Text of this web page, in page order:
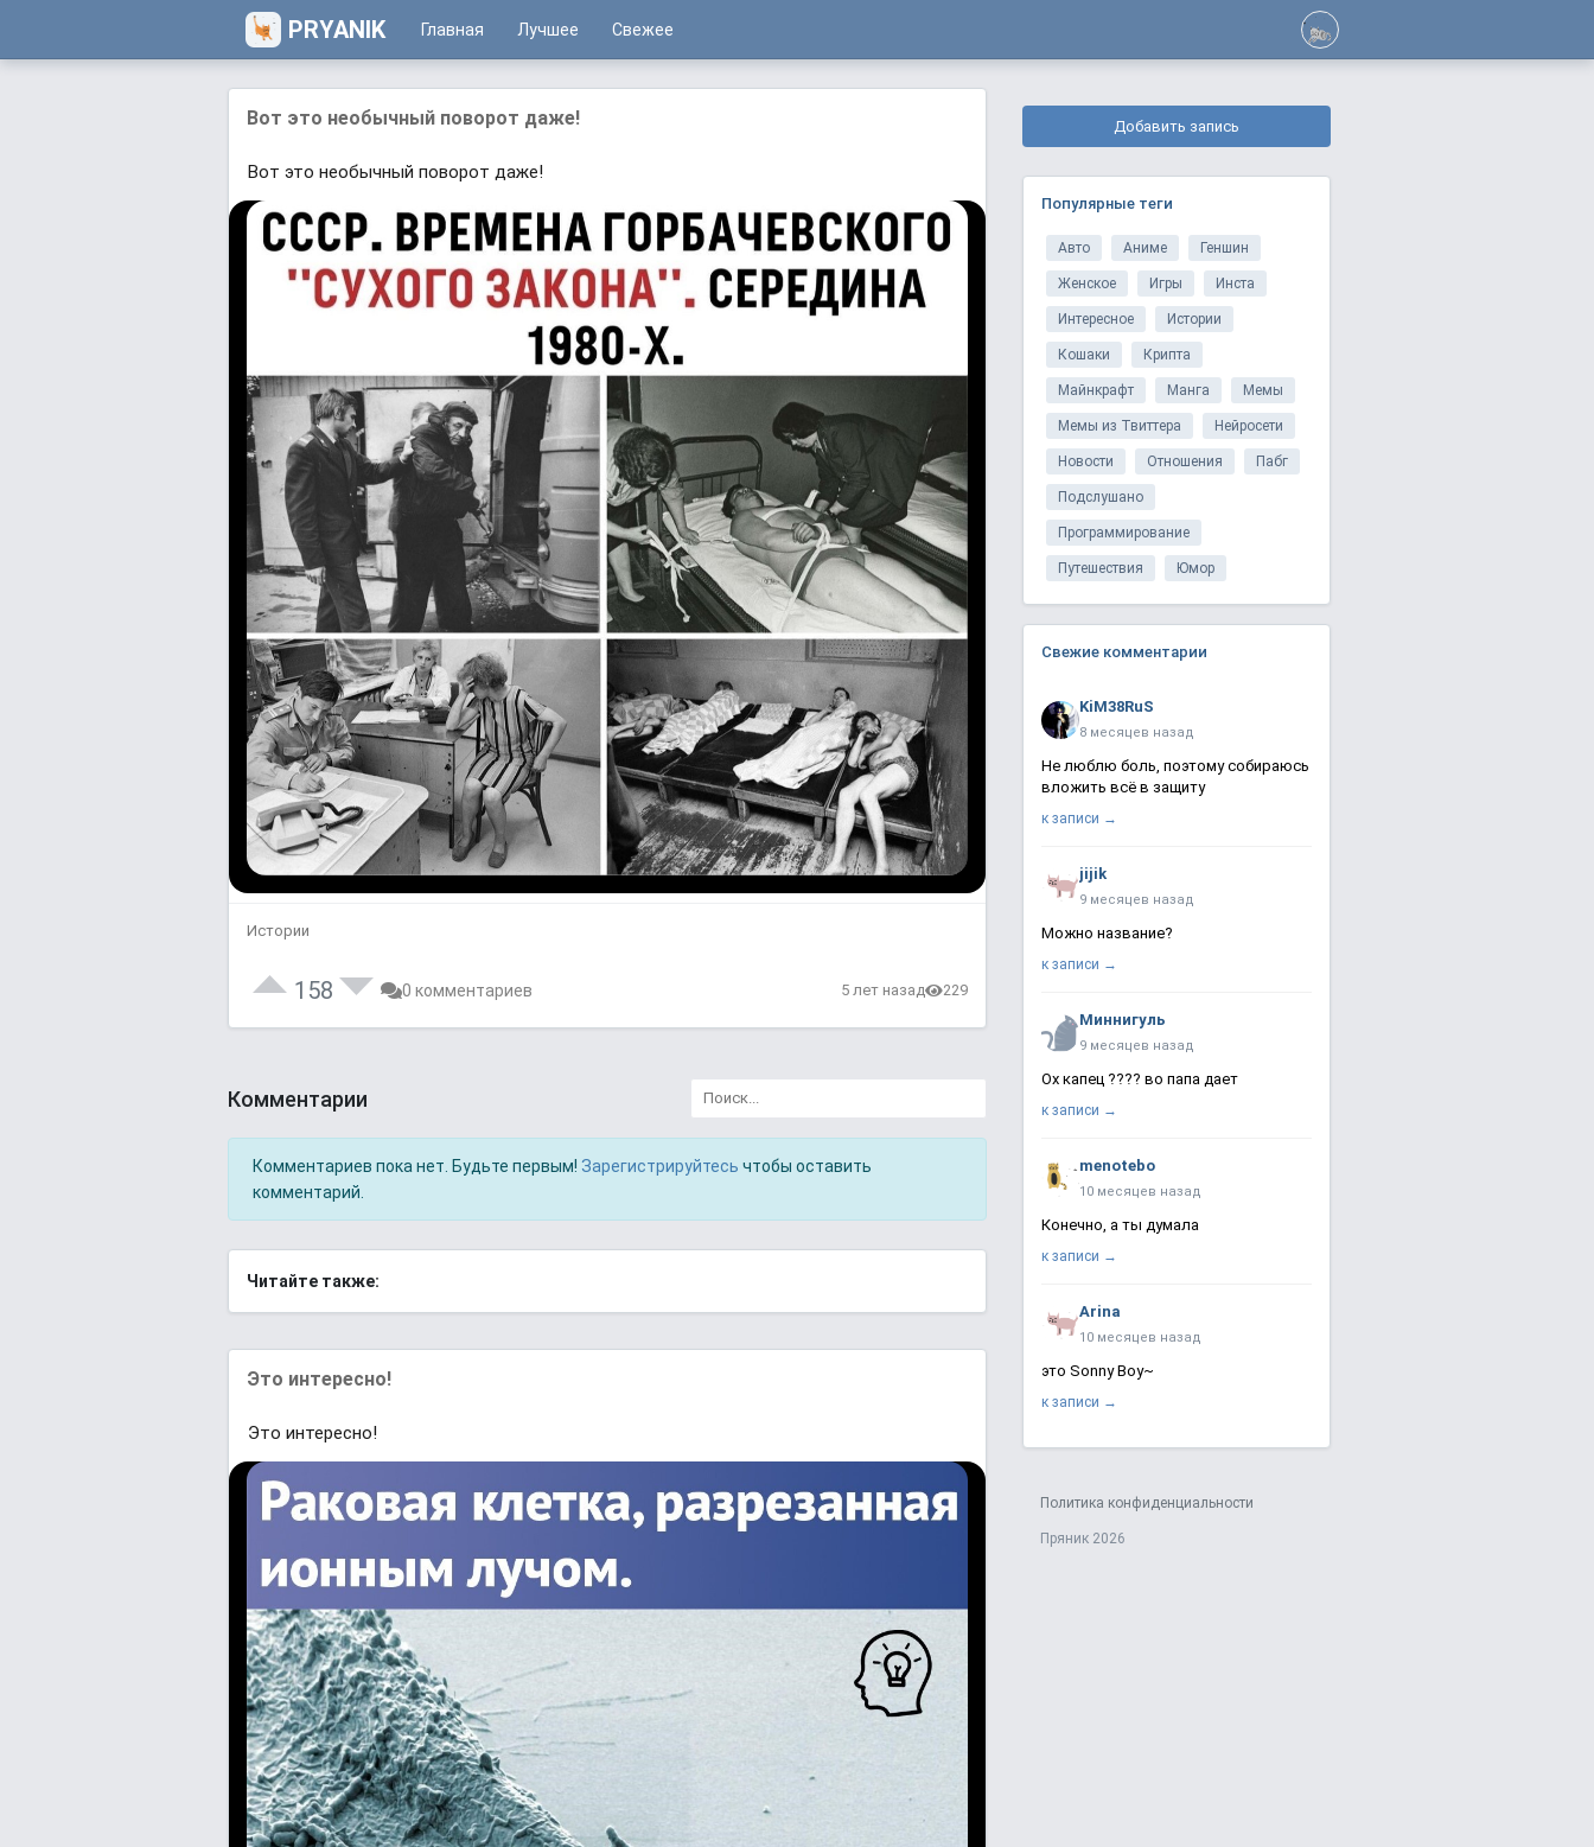
PRYANIK Главная Лучшее Свежее
Вот это необычный поворот даже!
Вот это необычный поворот даже!
Истории
158 0 комментариев 5 лет назад 229
Комментарии
Комментариев пока нет. Будьте первым! Зарегистрируйтесь чтобы оставить
комментарий.
Читайте также:
Это интересно!
Это интересно!
Добавить запись
Популярные теги
Авто Аниме Геншин
Женское Игры Инста
Интересное Истории
Кошаки Крипта
Майнкрафт Манга Мемы
Мемы из Твиттера Нейросети
Новости Отношения Пабг
Подслушано
Программирование
Путешествия Юмор
Свежие комментарии
KiM38RuS
8 месяцев назад
Не люблю боль, поэтому собираюсь
вложить всё в защиту
к записи →
jijik
9 месяцев назад
Можно название?
к записи →
Миннигуль
9 месяцев назад
Ох капец ???? во папа дает
к записи →
menotebo
10 месяцев назад
Конечно, а ты думала
к записи →
Arina
10 месяцев назад
это Sonny Boy~
к записи →
Политика конфиденциальности
Пряник 2026